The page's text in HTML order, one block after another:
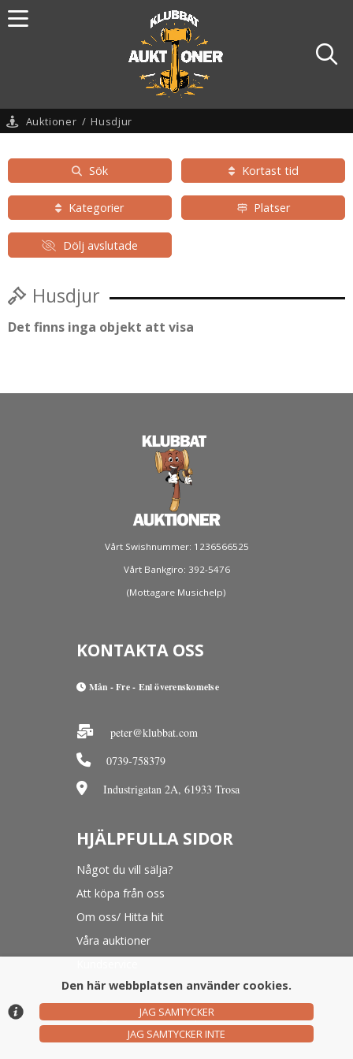
Auktioner / Husdjur
Sök Kortast tid
Kategorier Platser
Dölj avslutade
Husdjur
Det finns inga objekt att visa
Vårt Swishnummer: 1236566525
Vårt Bankgiro: 392-5476
(Mottagare Musichelp)
KONTAKTA OSS
Mån - Fre - Enl överenskomelse
peter@klubbat.com
0739-758379
Industrigatan 2A, 61933 Trosa
HJÄLPFULLA SIDOR
Något du vill sälja?
Att köpa från oss
Om oss/ Hitta hit
Våra auktioner
© Argonova Auktionsplattform 2026
Den här webbplatsen använder cookies.
JAG SAMTYCKER
JAG SAMTYCKER INTE